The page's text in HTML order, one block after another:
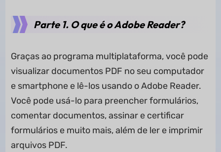
Parte 1. O que é o Adobe Reader?
Graças ao programa multiplataforma, você pode
visualizar documentos PDF no seu computador
e smartphone e lê-los usando o Adobe Reader.
Você pode usá-lo para preencher formulários,
comentar documentos, assinar e certificar
formulários e muito mais, além de ler e imprimir
arquivos PDF.